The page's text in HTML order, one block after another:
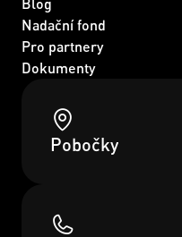
Nadační fond
Pro partnery
Dokumenty
Pobočky